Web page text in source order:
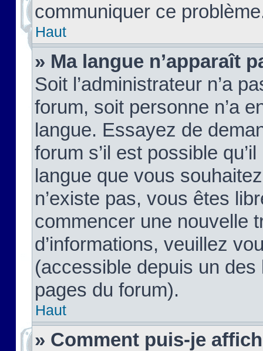
communiquer ce
Haut
» Ma langue n’apparaît
Soit l’administrateur n’a
forum, soit personne n’a
langue. Essayez de
forum s’il est possible
langue que vous
n’existe pas, vous êtes
commencer une nouvelle
d’informations, veuillez
(accessible depuis un
pages du forum).
Haut
» Comment puis-je